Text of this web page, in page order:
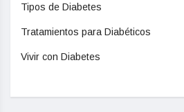
Tipos de Diabetes
Tratamientos para Diabéticos
Vivir con Diabetes